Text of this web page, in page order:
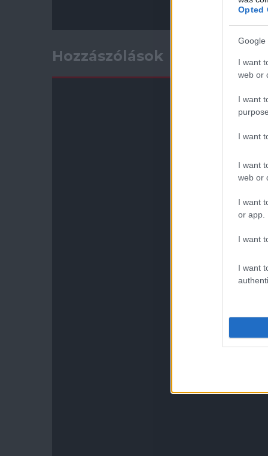
Opted
Google
I want
web or
I want
I want
I want
web or
I want
or app.
I want
I want
Hozzászólások